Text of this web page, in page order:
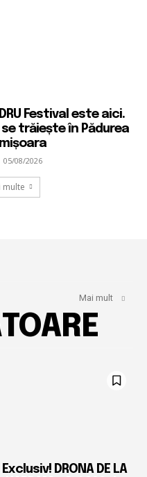
Festival este aici.
trăiește în Pădurea
05/08/2026
multe
Mai mult
Exclusiv! DRONA DE LA